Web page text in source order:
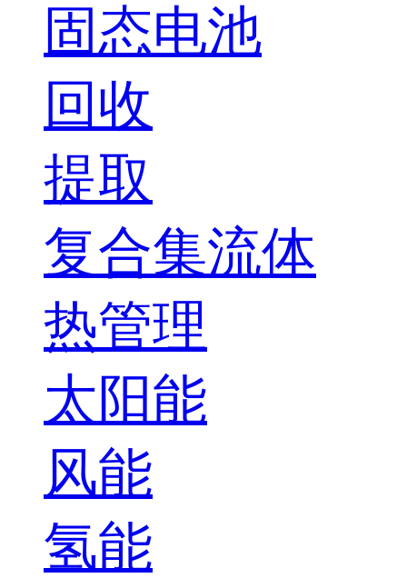
固态电池
回收
提取
复合集流体
热管理
太阳能
风能
氢能